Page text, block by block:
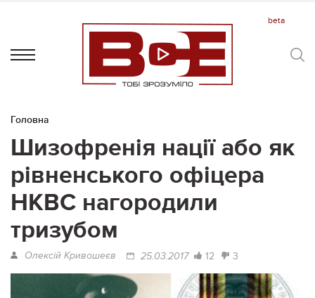
Головна
Шизофренія нації або як
рівненського офіцера
НКВС нагородили
тризубом
Олексій Кривошеєв 25.03.2017 12 3